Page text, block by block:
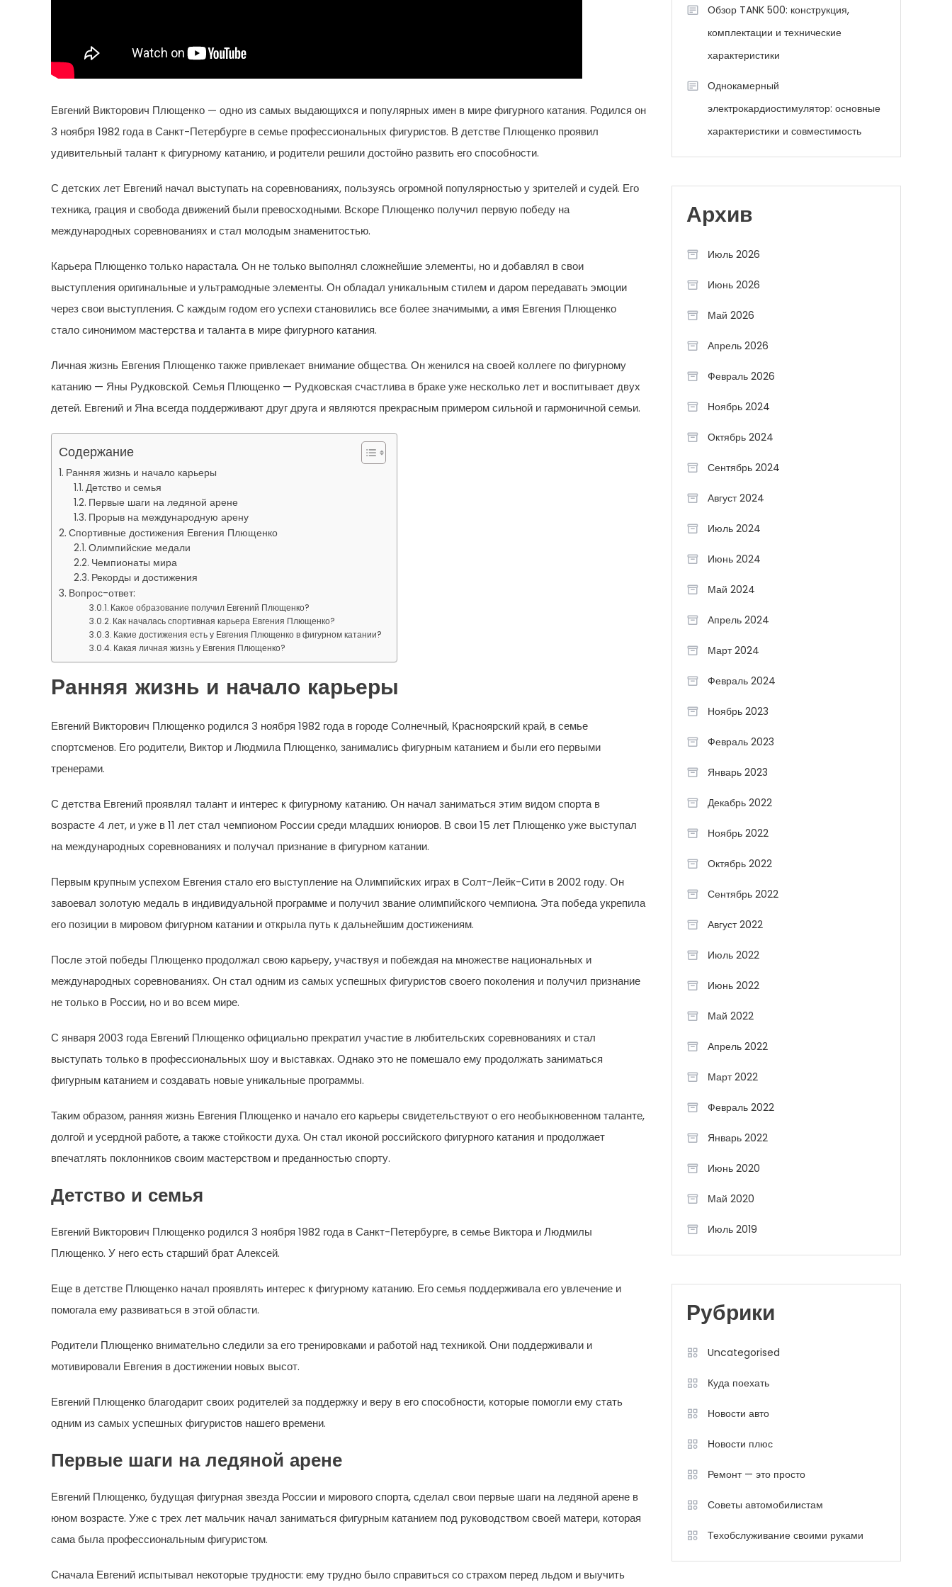
Евгений Викторович Плющенко — одно из самых выдающихся и популярных имен в мире фигурного катания. Родился он
3 ноября 1982 года в Санкт-Петербурге в семье профессиональных фигуристов. В детстве Плющенко проявил
удивительный талант к фигурному катанию, и родители решили достойно развить его способности.
С детских лет Евгений начал выступать на соревнованиях, пользуясь огромной популярностью у зрителей и судей. Его
техника, грация и свобода движений были превосходными. Вскоре Плющенко получил первую победу на
международных соревнованиях и стал молодым знаменитостью.
Карьера Плющенко только нарастала. Он не только выполнял сложнейшие элементы, но и добавлял в свои
выступления оригинальные и ультрамодные элементы. Он обладал уникальным стилем и даром передавать эмоции
через свои выступления. С каждым годом его успехи становились все более значимыми, а имя Евгения Плющенко
стало синонимом мастерства и таланта в мире фигурного катания.
Личная жизнь Евгения Плющенко также привлекает внимание общества. Он женился на своей коллеге по фигурному
катанию — Яны Рудковской. Семья Плющенко — Рудковская счастлива в браке уже несколько лет и воспитывает двух
детей. Евгений и Яна всегда поддерживают друг друга и являются прекрасным примером сильной и гармоничной семьи.
Содержание
Ранняя жизнь и начало карьеры
Детство и семья
Первые шаги на ледяной арене
Прорыв на международную арену
Спортивные достижения Евгения Плющенко
Олимпийские медали
Чемпионаты мира
Рекорды и достижения
Вопрос-ответ:
Какое образование получил Евгений Плющенко?
Как началась спортивная карьера Евгения Плющенко?
Какие достижения есть у Евгения Плющенко в фигурном катании?
Какая личная жизнь у Евгения Плющенко?
Ранняя жизнь и начало карьеры
Евгений Викторович Плющенко родился 3 ноября 1982 года в городе Солнечный, Красноярский край, в семье
спортсменов. Его родители, Виктор и Людмила Плющенко, занимались фигурным катанием и были его первыми
тренерами.
С детства Евгений проявлял талант и интерес к фигурному катанию. Он начал заниматься этим видом спорта в
возрасте 4 лет, и уже в 11 лет стал чемпионом России среди младших юниоров. В свои 15 лет Плющенко уже выступал
на международных соревнованиях и получал признание в фигурном катании.
Первым крупным успехом Евгения стало его выступление на Олимпийских играх в Солт-Лейк-Сити в 2002 году. Он
завоевал золотую медаль в индивидуальной программе и получил звание олимпийского чемпиона. Эта победа укрепила
его позиции в мировом фигурном катании и открыла путь к дальнейшим достижениям.
После этой победы Плющенко продолжал свою карьеру, участвуя и побеждая на множестве национальных и
международных соревнованиях. Он стал одним из самых успешных фигуристов своего поколения и получил признание
не только в России, но и во всем мире.
С января 2003 года Евгений Плющенко официально прекратил участие в любительских соревнованиях и стал
выступать только в профессиональных шоу и выставках. Однако это не помешало ему продолжать заниматься
фигурным катанием и создавать новые уникальные программы.
Таким образом, ранняя жизнь Евгения Плющенко и начало его карьеры свидетельствуют о его необыкновенном таланте,
долгой и усердной работе, а также стойкости духа. Он стал иконой российского фигурного катания и продолжает
впечатлять поклонников своим мастерством и преданностью спорту.
Детство и семья
Евгений Викторович Плющенко родился 3 ноября 1982 года в Санкт-Петербурге, в семье Виктора и Людмилы
Плющенко. У него есть старший брат Алексей.
Еще в детстве Плющенко начал проявлять интерес к фигурному катанию. Его семья поддерживала его увлечение и
помогала ему развиваться в этой области.
Родители Плющенко внимательно следили за его тренировками и работой над техникой. Они поддерживали и
мотивировали Евгения в достижении новых высот.
Евгений Плющенко благодарит своих родителей за поддержку и веру в его способности, которые помогли ему стать
одним из самых успешных фигуристов нашего времени.
Первые шаги на ледяной арене
Евгений Плющенко, будущая фигурная звезда России и мирового спорта, сделал свои первые шаги на ледяной арене в
юном возрасте. Уже с трех лет мальчик начал заниматься фигурным катанием под руководством своей матери, которая
сама была профессиональным фигуристом.
Сначала Евгений испытывал некоторые трудности: ему трудно было справиться со страхом перед льдом и выучить
Обзор TANK 500: конструкция,
комплектации и технические
характеристики
Однокамерный
электрокардиостимулятор: основные
характеристики и совместимость
Архив
Июль 2026
Июнь 2026
Май 2026
Апрель 2026
Февраль 2026
Ноябрь 2024
Октябрь 2024
Сентябрь 2024
Август 2024
Июль 2024
Июнь 2024
Май 2024
Апрель 2024
Март 2024
Февраль 2024
Ноябрь 2023
Февраль 2023
Январь 2023
Декабрь 2022
Ноябрь 2022
Октябрь 2022
Сентябрь 2022
Август 2022
Июль 2022
Июнь 2022
Май 2022
Апрель 2022
Март 2022
Февраль 2022
Январь 2022
Июнь 2020
Май 2020
Июль 2019
Рубрики
Uncategorised
Куда поехать
Новости авто
Новости плюс
Ремонт — это просто
Советы автомобилистам
Техобслуживание своими руками